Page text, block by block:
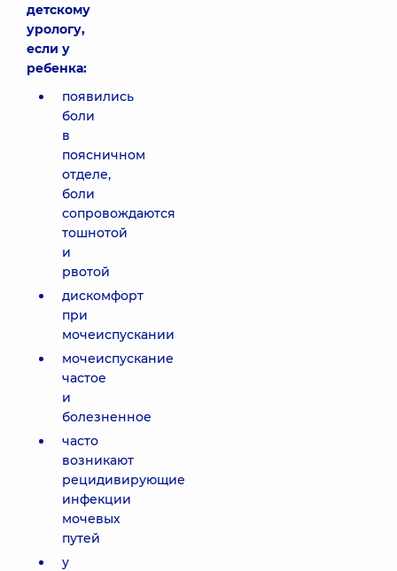
детскому
урологу,
если у
ребенка:
появились
боли
в
поясничном
отделе,
боли
сопровождаются
тошнотой
и
рвотой
дискомфорт
при
мочеиспускании
мочеиспускание
частое
и
болезненное
часто
возникают
рецидивирующие
инфекции
мочевых
путей
у